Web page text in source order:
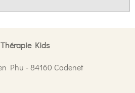
Kids
Phu - 84160 Cadenet